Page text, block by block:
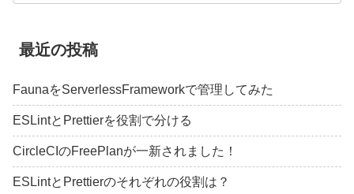
最近の投稿
FaunaをServerlessFrameworkで管理してみた
ESLintとPrettierを役割で分ける
CircleCIのFreePlanが一新されました！
ESLintとPrettierのそれぞれの役割は？